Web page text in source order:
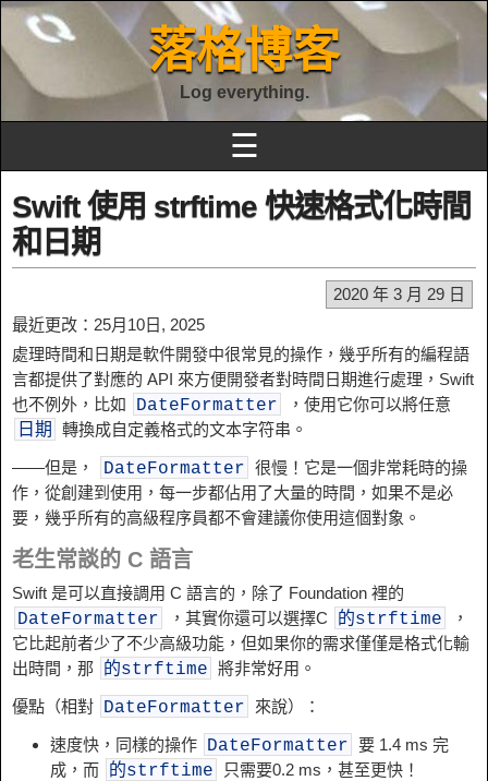
落格博客
Log everything.
☰
Swift 使用 strftime 快速格式化時間
和日期
2020 年 3 月 29 日
最近更改：25月10日, 2025
處理時間和日期是軟件開​​發中很常見的操作，幾乎所有的編程語
言都提供了對應的 API 來方便開發者對時間日期進行處理，Swift
也不例外，比如
DateFormatter ，使用它你可以將任意
日期 轉換成自定義格式的文本字符串。
——但是， DateFormatter 很慢！它是一個非常耗時的操
作，從創建到使用，每一步都佔用了大量的時間，如果不是必
要，幾乎所有的高級程序員都不會建議你使用這個對象。
老生常談的 C 語言
Swift 是可以直接調用 C 語言的，除了 Foundation 裡的
DateFormatter ，其實你還可以選擇C 的strftime
，
它比起前者少了不少高級功能，但如果你的需求僅僅是格式化輸
出時間，那
的strftime 將非常好用。
優點（相對 DateFormatter 來說）：
速度快，同樣的操作 DateFormatter 要 1.4 ms 完
成，而
的strftime
只需要0.2 ms，甚至更快！